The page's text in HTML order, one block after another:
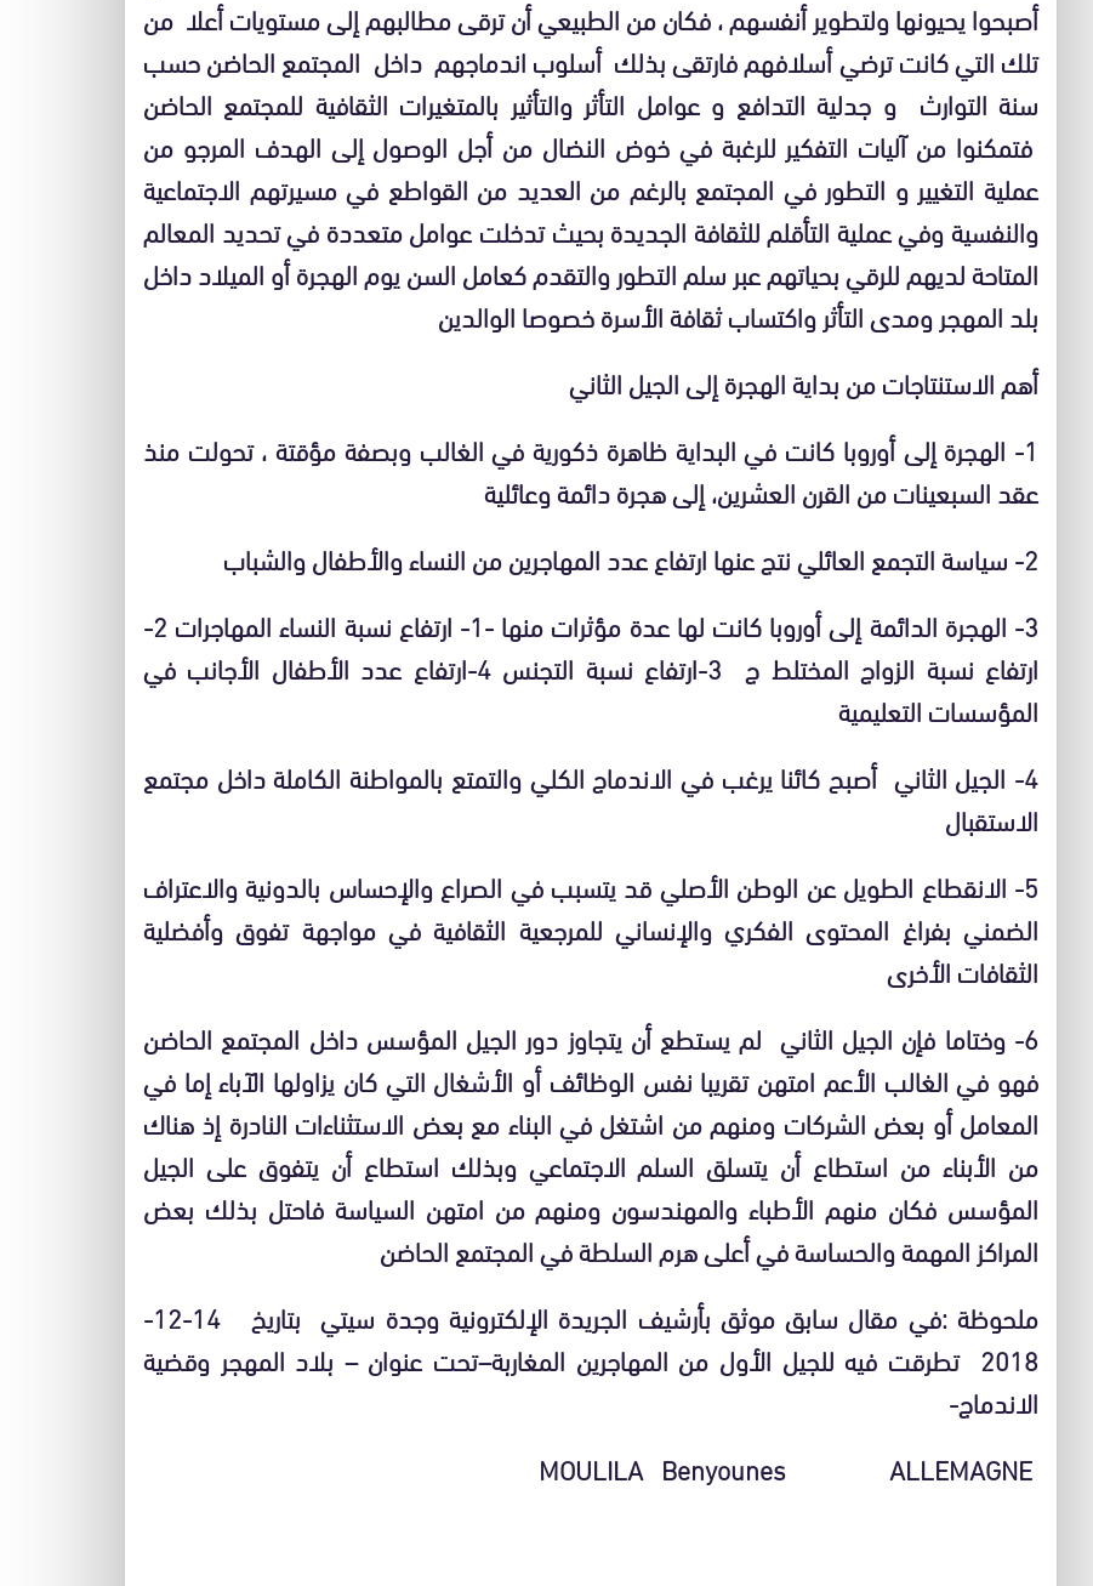
أصبحوا يحيونها ولتطوير أنفسهم ، فكان من الطبيعي أن ترقى مطالبهم إلى مستويات أعلا من
تلك التي كانت ترضي أسلافهم فارتقى بذلك أسلوب اندماجهم داخل المجتمع الحاضن حسب
سنة التوارث و جدلية التدافع و عوامل التأثر والتأثير بالمتغيرات الثقافية للمجتمع الحاضن
فتمكنوا من آليات التفكير للرغبة في خوض النضال من أجل الوصول إلى الهدف المرجو من
عملية التغيير و التطور في المجتمع بالرغم من العديد من القواطع في مسيرتهم الاجتماعية
والنفسية وفي عملية التأقلم للثقافة الجديدة بحيث تدخلت عوامل متعددة في تحديد المعالم
المتاحة لديهم للرقي بحياتهم عبر سلم التطور والتقدم كعامل السن يوم الهجرة أو الميلاد داخل
بلد المهجر ومدى التأثر واكتساب ثقافة الأسرة خصوصا الوالدين
أهم الاستنتاجات من بداية الهجرة إلى الجيل الثاني
1- الهجرة إلى أوروبا كانت في البداية ظاهرة ذكورية في الغالب وبصفة مؤقتة ، تحولت منذ
عقد السبعينات من القرن العشرين، إلى هجرة دائمة وعائلية
2- سياسة التجمع العائلي نتج عنها ارتفاع عدد المهاجرين من النساء والأطفال والشباب
3- الهجرة الدائمة إلى أوروبا كانت لها عدة مؤثرات منها -1- ارتفاع نسبة النساء المهاجرات 2-
ارتفاع نسبة الزواج المختلط ج 3-ارتفاع نسبة التجنس 4-ارتفاع عدد الأطفال الأجانب في
المؤسسات التعليمية
4- الجيل الثاني أصبح كائنا يرغب في الاندماج الكلي والتمتع بالمواطنة الكاملة داخل مجتمع
الاستقبال
5- الانقطاع الطويل عن الوطن الأصلي قد يتسبب في الصراع والإحساس بالدونية والاعتراف
الضمني بفراغ المحتوى الفكري والإنساني للمرجعية الثقافية في مواجهة تفوق وأفضلية
الثقافات الأخرى
6- وختاما فإن الجيل الثاني لم يستطع أن يتجاوز دور الجيل المؤسس داخل المجتمع الحاضن
فهو في الغالب الأعم امتهن تقريبا نفس الوظائف أو الأشغال التي كان يزاولها الآباء إما في
المعامل أو بعض الشركات ومنهم من اشتغل في البناء مع بعض الاستثناءات النادرة إذ هناك
من الأبناء من استطاع أن يتسلق السلم الاجتماعي وبذلك استطاع أن يتفوق على الجيل
المؤسس فكان منهم الأطباء والمهندسون ومنهم من امتهن السياسة فاحتل بذلك بعض
المراكز المهمة والحساسة في أعلى هرم السلطة في المجتمع الحاضن
ملحوظة :في مقال سابق موثق بأرشيف الجريدة الإلكترونية وجدة سيتي بتاريخ 14-12-
2018 تطرقت فيه للجيل الأول من المهاجرين المغاربة–تحت عنوان – بلاد المهجر وقضية
الاندماج-